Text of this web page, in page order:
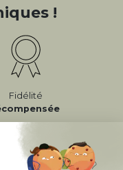
!
Fidélité